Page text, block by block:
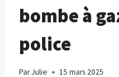
bombe à
police
ParJulie 15 mars 2025